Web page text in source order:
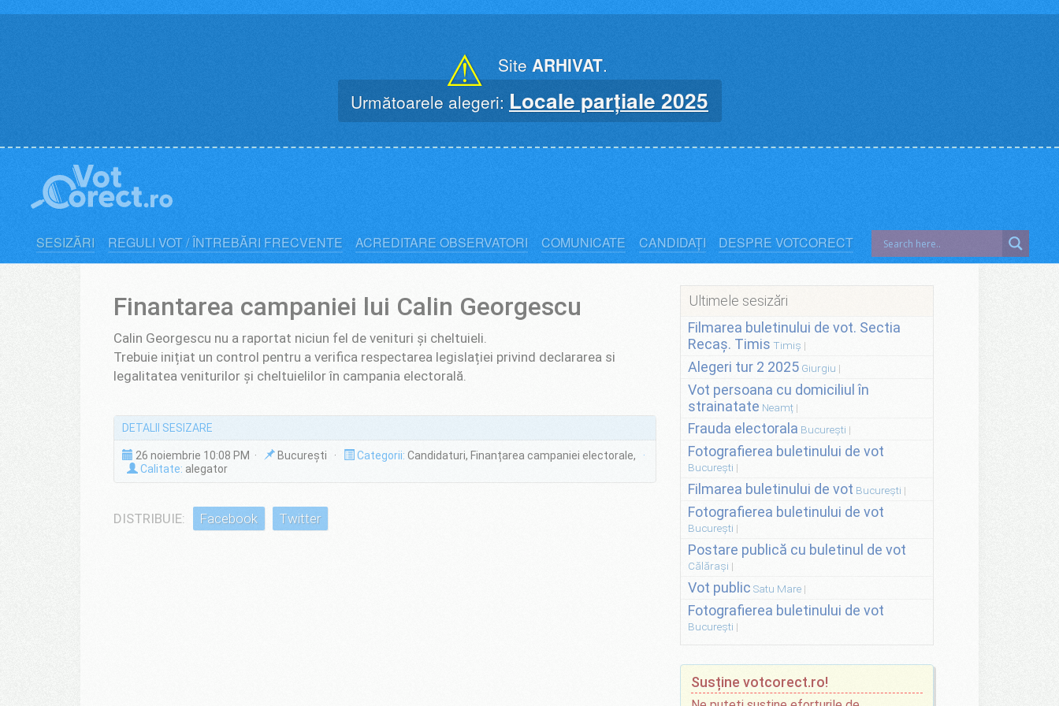
⚠ Site ARHIVAT.
Următoarele alegeri: Locale parțiale 2025
SESIZĂRI REGULI VOT / ÎNTREBĂRI FRECVENTE ACREDITARE OBSERVATORI COMUNICATE CANDIDAȚI DESPRE VOTCORECT
Finantarea campaniei lui Calin Georgescu
Calin Georgescu nu a raportat niciun fel de venituri și cheltuieli.
Trebuie inițiat un control pentru a verifica respectarea legislației privind declararea si
legalitatea veniturilor și cheltuielilor în campania electorală.
DETALII SESIZARE
26 noiembrie 10:08 PM · București · Categorii: Candidaturi, Finanțarea campaniei electorale,
·
Calitate: alegator
DISTRIBUIE: Facebook Twitter
Ultimele sesizări
Filmarea buletinului de vot. Sectia
Recaș. Timis Timiș
Alegeri tur 2 2025 Giurgiu
Vot persoana cu domiciliul în
strainatate Neamț
Frauda electorala București
Fotografierea buletinului de vot
București
Filmarea buletinului de vot București
Fotografierea buletinului de vot
București
Postare publică cu buletinul de vot
Călărași
Vot public Satu Mare
Fotografierea buletinului de vot
București
Susține votcorect.ro!